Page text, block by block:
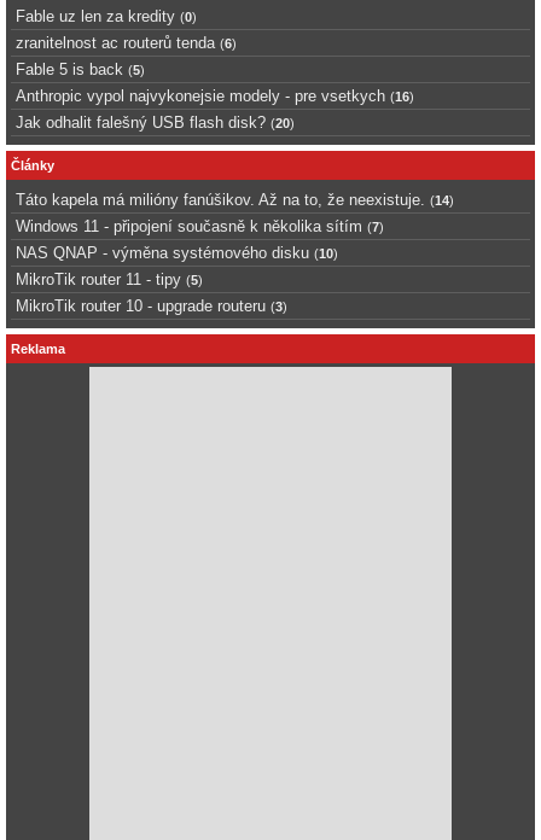
Fable uz len za kredity (0)
zranitelnost ac routerů tenda (6)
Fable 5 is back (5)
Anthropic vypol najvykonejsie modely - pre vsetkych (16)
Jak odhalit falešný USB flash disk? (20)
Články
Táto kapela má milióny fanúšikov. Až na to, že neexistuje. (14)
Windows 11 - připojení současně k několika sítím (7)
NAS QNAP - výměna systémového disku (10)
MikroTik router 11 - tipy (5)
MikroTik router 10 - upgrade routeru (3)
Reklama